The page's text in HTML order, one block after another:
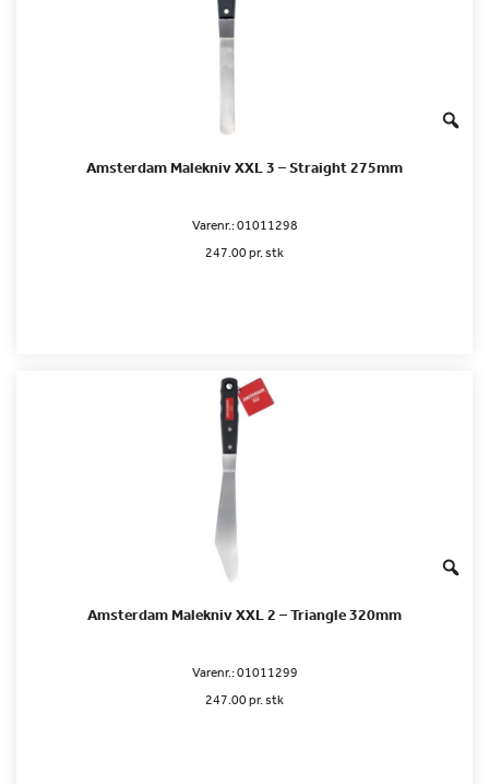
Amsterdam Malekniv XXL 3 – Straight 275mm
Varenr.:01011298
247.00 pr. stk
Amsterdam Malekniv XXL 2 – Triangle 320mm
Varenr.:01011299
247.00 pr. stk